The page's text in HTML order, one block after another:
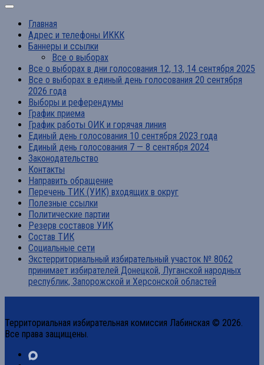
Главная
Адрес и телефоны ИККК
Баннеры и ссылки
Все о выборах
Все о выборах в дни голосования 12, 13, 14 сентября 2025
Все о выборах в единый день голосования 20 сентября
2026 года
Выборы и референдумы
График приема
График работы ОИК и горячая линия
Единый день голосования 10 сентября 2023 года
Единый день голосования 7 — 8 сентября 2024
Законодательство
Контакты
Направить обращение
Перечень ТИК (УИК) входящих в округ
Полезные ссылки
Политические партии
Резерв составов УИК
Состав ТИК
Социальные сети
Экстерриториальный избирательный участок № 8062
принимает избирателей Донецкой, Луганской народных
республик, Запорожской и Херсонской областей
Территориальная избирательная комиссия Лабинская © 2026.
Все права защищены.